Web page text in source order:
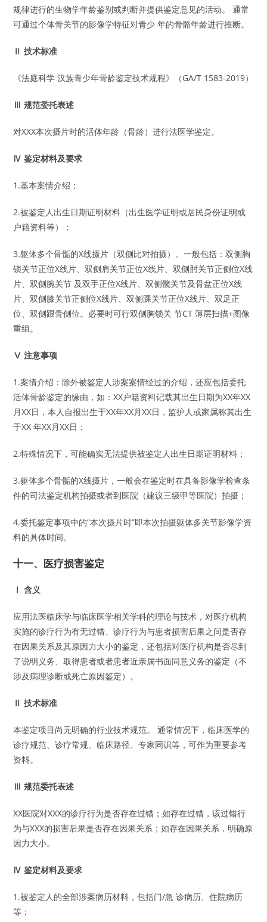
规律进行的生物学年龄鉴别或判断并提供鉴定意见的活动。 通常
可通过个体骨关节的影像学特征对青少 年的骨骼年龄进行推断。
Ⅱ 技术标准
《法庭科学 汉族青少年骨龄鉴定技术规程》（GA/T 1583-2019）
Ⅲ 规范委托表述
对XXX本次摄片时的活体年龄（骨龄）进行法医学鉴定。
Ⅳ 鉴定材料及要求
1.基本案情介绍；
2.被鉴定人出生日期证明材料（出生医学证明或居民身份证明或
户籍资料等）；
3.躯体多个骨骺的X线摄片（双侧比对拍摄）。一般包括：双侧胸
锁关节正位X线片、双侧肩关节正位X线片、双侧肘关节正侧位X线
片、双侧腕关节 及双手正位X线片、双侧髋关节及骨盆正位X线
片、双侧膝关节正侧位X线片、双侧踝关节正位X线片、双足正
位、双侧跟骨侧位。必要时可行双侧胸锁关 节CT 薄层扫描+图像
重组。
Ⅴ 注意事项
1.案情介绍：除外被鉴定人涉案案情经过的介绍，还应包括委托
活体骨龄鉴定的缘由，如：XX户籍资料记载其出生日期为XX年XX
月XX日，本人自报出生于XX年XX月XX日，监护人或家属称其出生
于XX 年XX月XX日；
2.特殊情况下，可能确实无法提供被鉴定人出生日期证明材料；
3.躯体多个骨骺的X线摄片，一般会在鉴定时在具备影像学检查条
件的司法鉴定机构拍摄或者到医院（建议三级甲等医院）拍摄；
4.委托鉴定事项中的“本次摄片时”即本次拍摄躯体多关节影像学资
料的具体时间。
十一、医疗损害鉴定
Ⅰ 含义
应用法医临床学与临床医学相关学科的理论与技术，对医疗机构
实施的诊疗行为有无过错、诊疗行为与患者损害后果之间是否存
在因果关系及其原因力大小的鉴定，还包括对医疗机构是否尽到
了说明义务、取得患者或者患者近亲属书面同意义务的鉴定（不
涉及病理诊断或死亡原因鉴定）。
Ⅱ 技术标准
本鉴定项目尚无明确的行业技术规范。 通常情况下，临床医学的
诊疗规范、诊疗常规、临床路径、专家同识等，可作为重要参考
资料。
Ⅲ 规范委托表述
XX医院对XXX的诊疗行为是否存在过错；如存在过错，该过错行
为与XXX的损害后果是否存在因果关系；如存在因果关系，明确原
因力大小。
Ⅳ 鉴定材料及要求
1.被鉴定人的全部涉案病历材料，包括门/急 诊病历、住院病历
等；